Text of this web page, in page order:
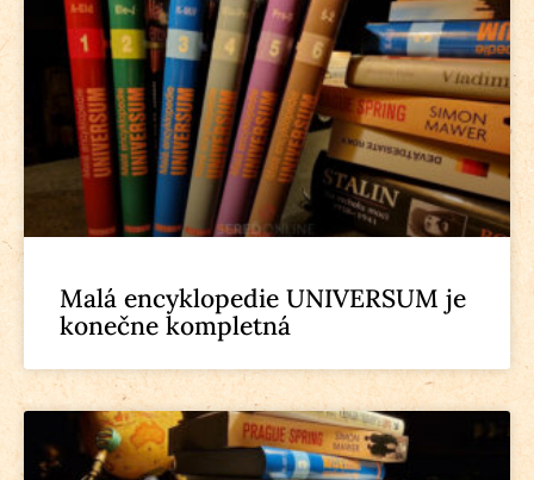
Malá encyklopedie UNIVERSUM je
konečne kompletná